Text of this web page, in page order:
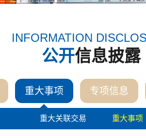
INFORMATION
公开信息披露
重大事项 专项信息
重大关联交易 重大事项